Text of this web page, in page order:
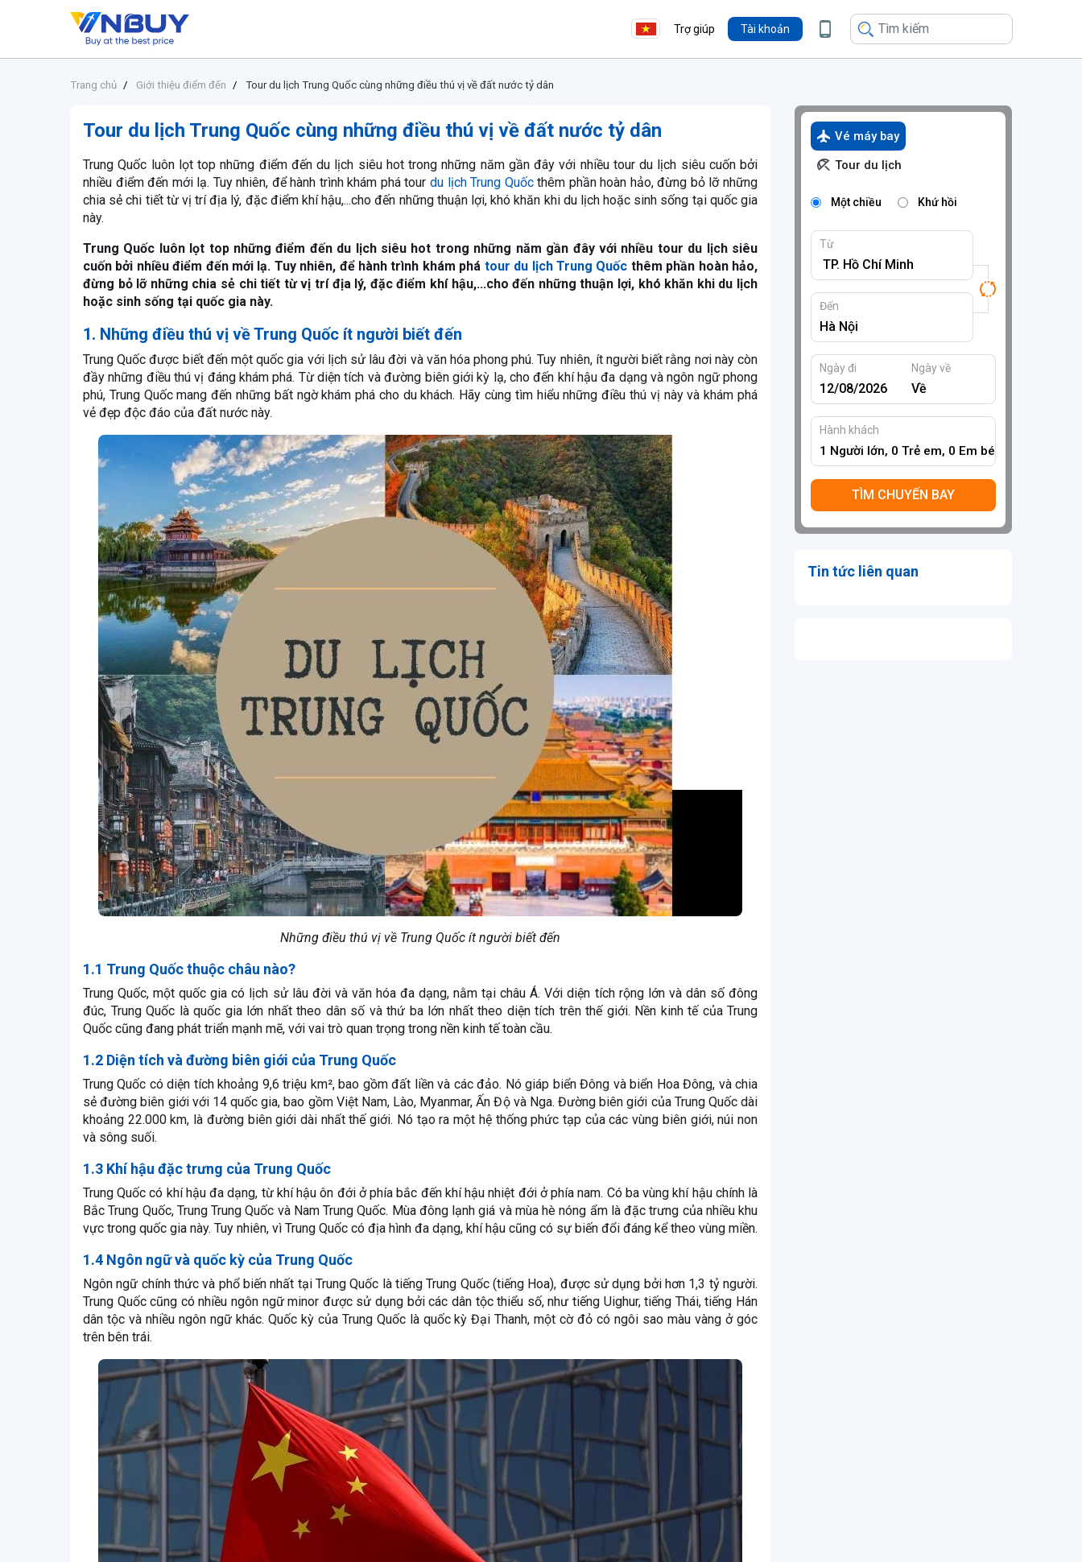
Trợ giúp Tài khoản
Trang chủ Giới thiệu điểm đến Tour du lịch Trung Quốc cùng những điều thú vị về đất nước tỷ dân
Tour du lịch Trung Quốc cùng những điều thú vị về đất nước tỷ dân
Trung Quốc luôn lọt top những điểm đến du lịch siêu hot trong những năm gần đây với nhiều tour du lịch siêu cuốn bởi
nhiều điểm đến mới lạ. Tuy nhiên, để hành trình khám phá tourdu lịch Trung Quốcthêm phần hoàn hảo, đừng bỏ lỡ những
chia sẻ chi tiết từ vị trí địa lý, đặc điểm khí hậu,...cho đến những thuận lợi, khó khăn khi du lịch hoặc sinh sống tại quốc gia
này.
Trung Quốc luôn lọt top những điểm đến du lịch siêu hot trong những năm gần đây với nhiều tour du lịch siêu
cuốn bởi nhiều điểm đến mới lạ. Tuy nhiên, để hành trình khám phá tour du lịch Trung Quốc thêm phần hoàn hảo,
đừng bỏ lỡ những chia sẻ chi tiết từ vị trí địa lý, đặc điểm khí hậu,...cho đến những thuận lợi, khó khăn khi du lịch
hoặc sinh sống tại quốc gia này.
1. Những điều thú vị về Trung Quốc ít người biết đến
Trung Quốc được biết đến một quốc gia với lịch sử lâu đời và văn hóa phong phú. Tuy nhiên, ít người biết rằng nơi này còn
đầy những điều thú vị đáng khám phá. Từ diện tích và đường biên giới kỳ lạ, cho đến khí hậu đa dạng và ngôn ngữ phong
phú, Trung Quốc mang đến những bất ngờ khám phá cho du khách. Hãy cùng tìm hiểu những điều thú vị này và khám phá
vẻ đẹp độc đáo của đất nước này.
Những điều thú vị về Trung Quốc ít người biết đến
1.1 Trung Quốc thuộc châu nào?
Trung Quốc, một quốc gia có lịch sử lâu đời và văn hóa đa dạng, nằm tại châu Á. Với diện tích rộng lớn và dân số đông
đúc, Trung Quốc là quốc gia lớn nhất theo dân số và thứ ba lớn nhất theo diện tích trên thế giới. Nền kinh tế của Trung
Quốc cũng đang phát triển mạnh mẽ, với vai trò quan trọng trong nền kinh tế toàn cầu.
1.2 Diện tích và đường biên giới của Trung Quốc
Trung Quốc có diện tích khoảng 9,6 triệu km², bao gồm đất liền và các đảo. Nó giáp biển Đông và biển Hoa Đông, và chia
sẻ đường biên giới với 14 quốc gia, bao gồm Việt Nam, Lào, Myanmar, Ấn Độ và Nga. Đường biên giới của Trung Quốc dài
khoảng 22.000 km, là đường biên giới dài nhất thế giới. Nó tạo ra một hệ thống phức tạp của các vùng biên giới, núi non
và sông suối.
1.3 Khí hậu đặc trưng của Trung Quốc
Trung Quốc có khí hậu đa dạng, từ khí hậu ôn đới ở phía bắc đến khí hậu nhiệt đới ở phía nam. Có ba vùng khí hậu chính là
Bắc Trung Quốc, Trung Trung Quốc và Nam Trung Quốc. Mùa đông lạnh giá và mùa hè nóng ẩm là đặc trưng của nhiều khu
vực trong quốc gia này. Tuy nhiên, vì Trung Quốc có địa hình đa dạng, khí hậu cũng có sự biến đổi đáng kể theo vùng miền.
1.4 Ngôn ngữ và quốc kỳ của Trung Quốc
Ngôn ngữ chính thức và phổ biến nhất tại Trung Quốc là tiếng Trung Quốc (tiếng Hoa), được sử dụng bởi hơn 1,3 tỷ người.
Trung Quốc cũng có nhiều ngôn ngữ minor được sử dụng bởi các dân tộc thiểu số, như tiếng Uighur, tiếng Thái, tiếng Hán
dân tộc và nhiều ngôn ngữ khác. Quốc kỳ của Trung Quốc là quốc kỳ Đại Thanh, một cờ đỏ có ngôi sao màu vàng ở góc
trên bên trái.
Vé máy bay
Tour du lịch
Một chiều Khứ hồi
Từ
Đến
Ngày đi Ngày về
Hành khách
1 Người lớn, 0 Trẻ em, 0 Em bé
TÌM CHUYẾN BAY
Tin tức liên quan